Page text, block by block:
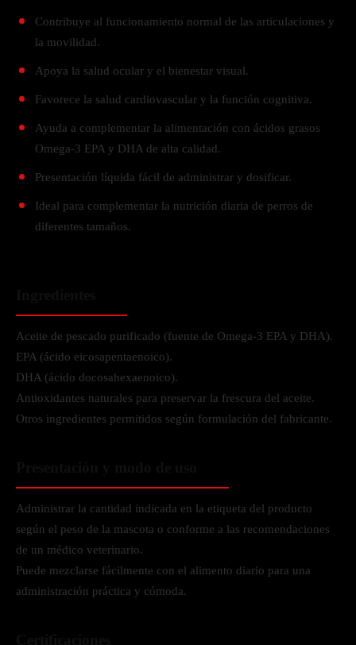
Contribuye al funcionamiento normal de las articulaciones y
la movilidad.
Apoya la salud ocular y el bienestar visual.
Favorece la salud cardiovascular y la función cognitiva.
Ayuda a complementar la alimentación con ácidos grasos
Omega-3 EPA y DHA de alta calidad.
Presentación líquida fácil de administrar y dosificar.
Ideal para complementar la nutrición diaria de perros de
diferentes tamaños.
Aceite de pescado purificado (fuente de Omega-3 EPA y DHA).
EPA (ácido eicosapentaenoico).
DHA (ácido docosahexaenoico).
Antioxidantes naturales para preservar la frescura del aceite.
Otros ingredientes permitidos según formulación del fabricante.
Administrar la cantidad indicada en la etiqueta del producto
según el peso de la mascota o conforme a las recomendaciones
de un médico veterinario.
Puede mezclarse fácilmente con el alimento diario para una
administración práctica y cómoda.